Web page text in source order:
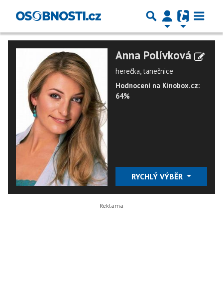
Anna Polívková
herečka, tanečnice
Hodnocení na Kinobox.cz:
64%
RYCHLÝ VÝBĚR